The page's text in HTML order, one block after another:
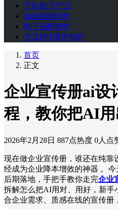
万彩旗下产品
动画视频制作
电子画册制作
交互PPT课件制作
首页
正文
企业宣传册ai设
程，教你把AI用
2026年2月28日 887点热度 0人点
现在做企业宣传册，谁还在纯靠
经成为企业降本增效的神器 。
后期落地，手把手教你走完企业
拆解怎么把AI用对、用好，新手
合企业需求、质感在线的宣传册